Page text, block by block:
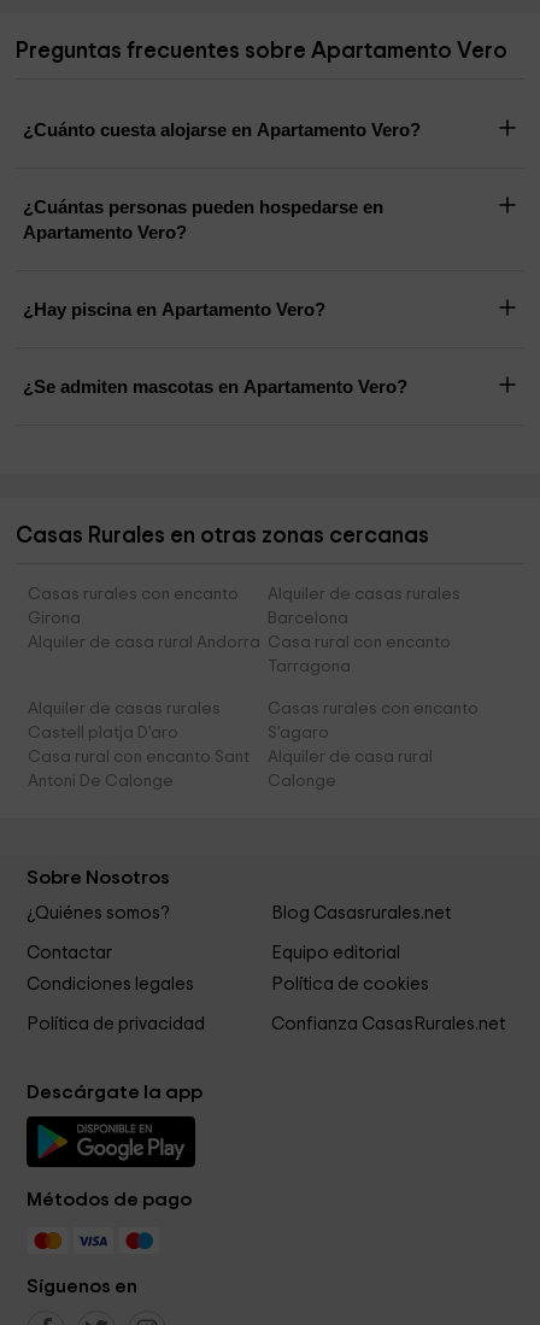
Preguntas frecuentes sobre Apartamento Vero
¿Cuánto cuesta alojarse en Apartamento Vero?
¿Cuántas personas pueden hospedarse en
Apartamento Vero?
¿Hay piscina en Apartamento Vero?
¿Se admiten mascotas en Apartamento Vero?
Casas Rurales en otras zonas cercanas
Casas rurales con encanto
Girona
Alquiler de casas rurales
Barcelona
Alquiler de casa rural Andorra Casa rural con encanto
Tarragona
Alquiler de casas rurales
Castell platja D'aro
Casas rurales con encanto
S'agaro
Casa rural con encanto Sant
Antoni De Calonge
Alquiler de casa rural
Calonge
Sobre Nosotros
¿Quiénes somos? Blog Casasrurales.net
Contactar
Equipo editorial
Condiciones legales
Política de cookies
Política de privacidad Confianza CasasRurales.net
Descárgate la app
Métodos de pago
Síguenos en